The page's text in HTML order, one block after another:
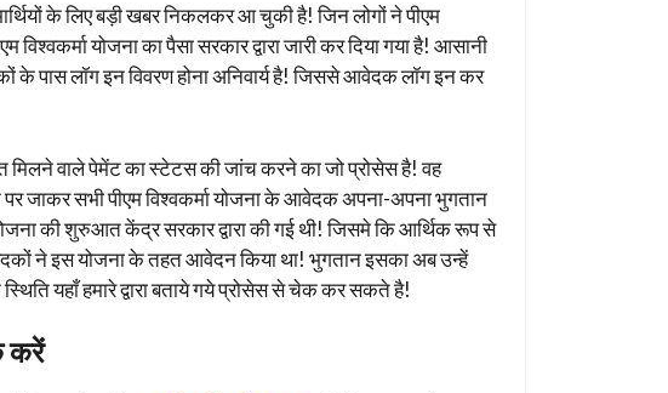
के लिए बड़ी खबर निकलकर आ चुकी है! जिन लोगों ने पीएम
योजना का पैसा सरकार द्वारा जारी कर दिया गया है! आसानी
लॉग इन विवरण होना अनिवार्य है! जिससे आवेदक लॉग इन कर
मिलने वाले पेमेंट का स्टेटस की जांच करने का जो प्रोसेस है! वह
जाकर सभी पीएम विश्वकर्मा योजना के आवेदक अपना-अपना भुगतान
की शुरुआत केंद्र सरकार द्वारा की गई थी! जिसमे कि आर्थिक रूप से
ने इस योजना के तहत आवेदन किया था! भुगतान इसका अब उन्हें
यहाँ हमारे द्वारा बताये गये प्रोसेस से चेक कर सकते है!
करें